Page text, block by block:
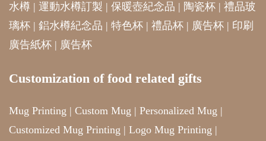
水樽 | 運動水樽訂製 | 保暖壺紀念品 | 陶瓷杯 | 禮品玻
璃杯 | 鋁水樽紀念品 | 特色杯 | 禮品杯 | 廣告杯 | 印刷
廣告紙杯 | 廣告杯
Customization of food related gifts
Mug Printing | Custom Mug | Personalized Mug |
Customized Mug Printing | Logo Mug Printing |